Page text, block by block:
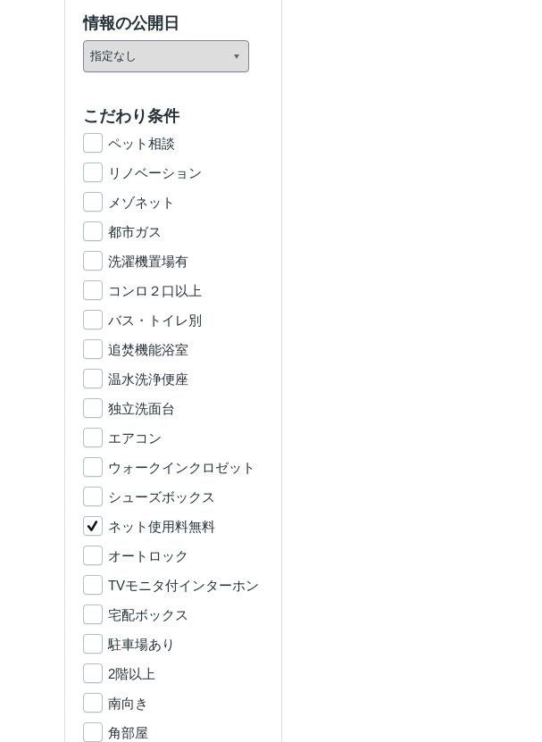
情報の公開日
こだわり条件
ペット相談
リノベーション
メゾネット
都市ガス
洗濯機置場有
コンロ２口以上
バス・トイレ別
追焚機能浴室
温水洗浄便座
独立洗面台
エアコン
ウォークインクロゼット
シューズボックス
ネット使用料無料
オートロック
TVモニタ付インターホン
宅配ボックス
駐車場あり
2階以上
南向き
角部屋